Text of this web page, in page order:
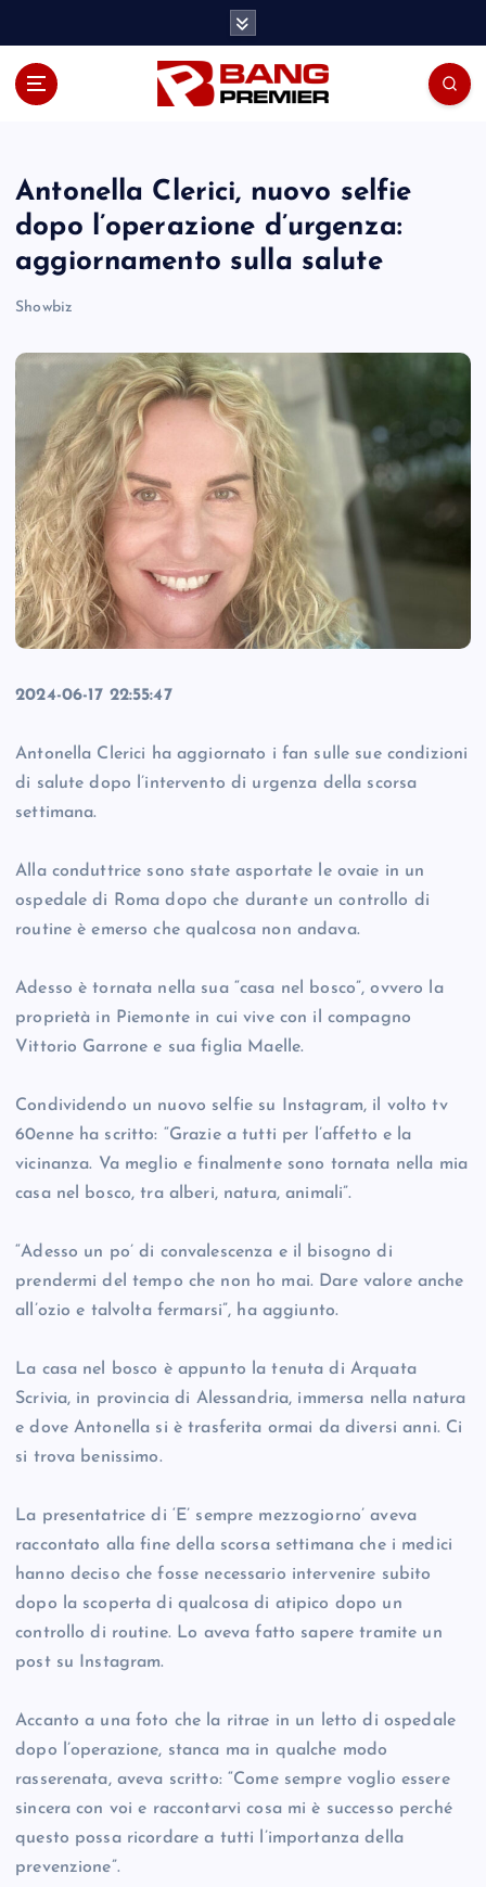
Antonella Clerici, nuovo selfie
dopo l’operazione d’urgenza:
aggiornamento sulla salute
Showbiz
2024-06-17 22:55:47
Antonella Clerici ha aggiornato i fan sulle sue condizioni
di salute dopo l’intervento di urgenza della scorsa
settimana.
Alla conduttrice sono state asportate le ovaie in un
ospedale di Roma dopo che durante un controllo di
routine è emerso che qualcosa non andava.
Adesso è tornata nella sua “casa nel bosco”, ovvero la
proprietà in Piemonte in cui vive con il compagno
Vittorio Garrone e sua figlia Maelle.
Condividendo un nuovo selfie su Instagram, il volto tv
60enne ha scritto: “Grazie a tutti per l’affetto e la
vicinanza. Va meglio e finalmente sono tornata nella mia
casa nel bosco, tra alberi, natura, animali”.
“Adesso un po’ di convalescenza e il bisogno di
prendermi del tempo che non ho mai. Dare valore anche
all’ozio e talvolta fermarsi”, ha aggiunto.
La casa nel bosco è appunto la tenuta di Arquata
Scrivia, in provincia di Alessandria, immersa nella natura
e dove Antonella si è trasferita ormai da diversi anni. Ci
si trova benissimo.
La presentatrice di ‘E’ sempre mezzogiorno’ aveva
raccontato alla fine della scorsa settimana che i medici
hanno deciso che fosse necessario intervenire subito
dopo la scoperta di qualcosa di atipico dopo un
controllo di routine. Lo aveva fatto sapere tramite un
post su Instagram.
Accanto a una foto che la ritrae in un letto di ospedale
dopo l’operazione, stanca ma in qualche modo
rasserenata, aveva scritto: “Come sempre voglio essere
sincera con voi e raccontarvi cosa mi è successo perché
questo possa ricordare a tutti l’importanza della
prevenzione”.